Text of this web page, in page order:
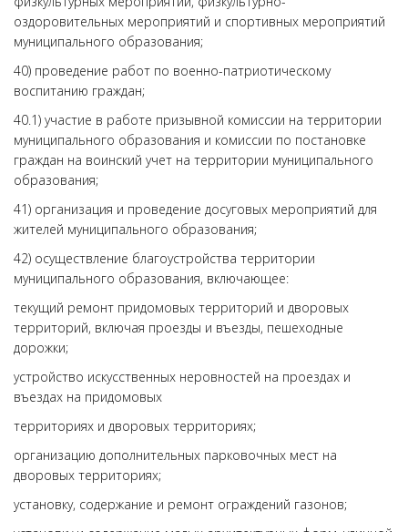
оздоровительных мероприятий и спортивных мероприятий
муниципального образования;
40) проведение работ по военно-патриотическому
воспитанию граждан;
40.1) участие в работе призывной комиссии на территории
муниципального образования и комиссии по постановке
граждан на воинский учет на территории муниципального
образования;
41) организация и проведение досуговых мероприятий для
жителей муниципального образования;
42) осуществление благоустройства территории
муниципального образования, включающее:
текущий ремонт придомовых территорий и дворовых
территорий, включая проезды и въезды, пешеходные
дорожки;
устройство искусственных неровностей на проездах и
въездах на придомовых
территориях и дворовых территориях;
организацию дополнительных парковочных мест на
дворовых территориях;
установку, содержание и ремонт ограждений газонов;